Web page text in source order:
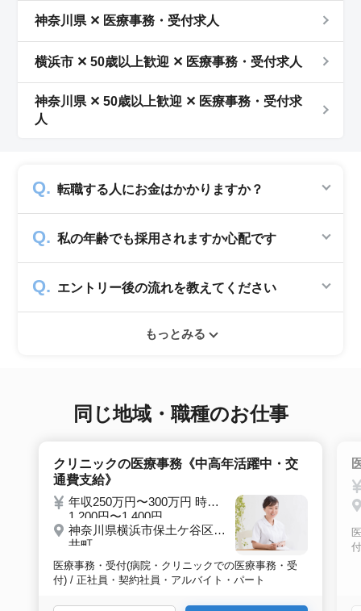
神奈川県 ✕ 医療事務・受付求人
横浜市 ✕ 50歳以上歓迎 ✕ 医療事務・受付求人
神奈川県 ✕ 50歳以上歓迎 ✕ 医療事務・受付求
人
転職する人にお金はかかりますか？
していますので、転職希望者の方からは費用は
一切発生致しません。
私の年齢でも採用されますか心配です
業のみ掲載をしています。60代・70代以上の
就職実績も多数ありますので年齢に気負いせず
ぜひ紹介依頼へ進んでください。
エントリー後の流れを教えてください
ーとヒアリングのお時間を頂きます。その後希
もっとみる
同じ地域・職種のお仕事
クリニックの医療事務《中高年活躍中・交
通費支給》
年収250万円〜300万円 時給
1,200円〜1,400円
神奈川県横浜市保土ケ谷区新
井町
医療事務・受付(病院・クリニックでの医療事務・受
付) / 正社員・契約社員・アルバイト・パート